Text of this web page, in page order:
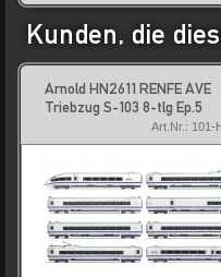
Kunden, die
Arnold HN2611 RENFE AVE
Triebzug S-103 8-tlg Ep.5
Art.Nr.: 101-